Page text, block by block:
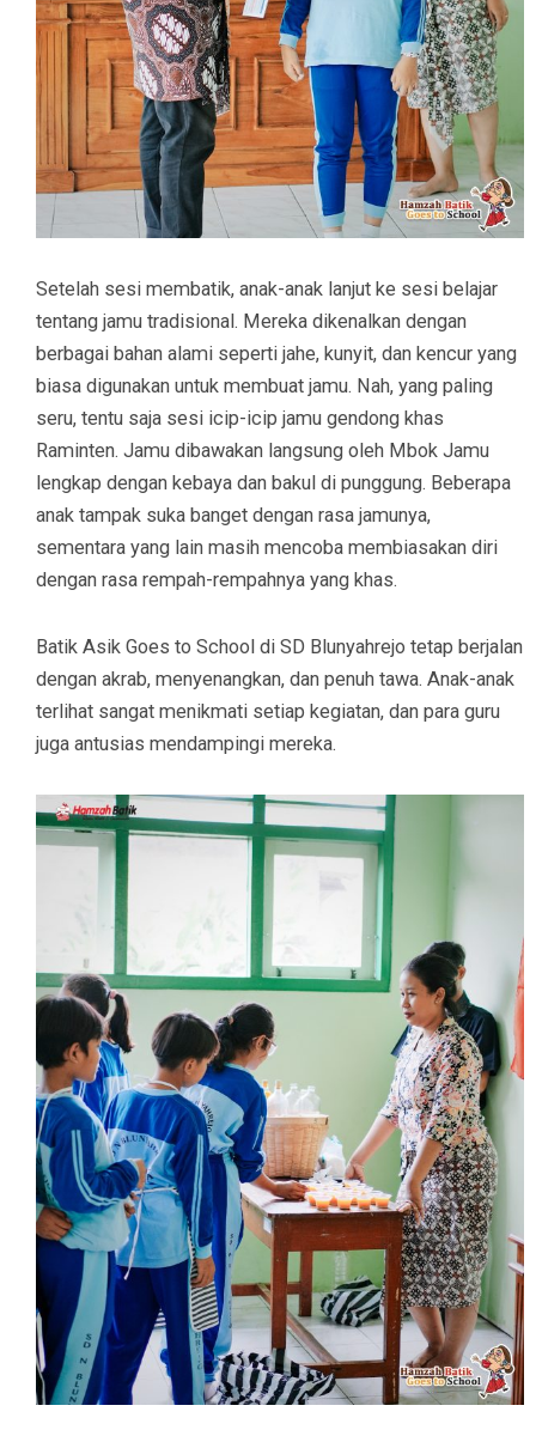
Setelah sesi membatik, anak-anak lanjut ke sesi belajar
tentang jamu tradisional. Mereka dikenalkan dengan
berbagai bahan alami seperti jahe, kunyit, dan kencur yang
biasa digunakan untuk membuat jamu. Nah, yang paling
seru, tentu saja sesi icip-icip jamu gendong khas
Raminten. Jamu dibawakan langsung oleh Mbok Jamu
lengkap dengan kebaya dan bakul di punggung. Beberapa
anak tampak suka banget dengan rasa jamunya,
sementara yang lain masih mencoba membiasakan diri
dengan rasa rempah-rempahnya yang khas.
Batik Asik Goes to School di SD Blunyahrejo tetap berjalan
dengan akrab, menyenangkan, dan penuh tawa. Anak-anak
terlihat sangat menikmati setiap kegiatan, dan para guru
juga antusias mendampingi mereka.